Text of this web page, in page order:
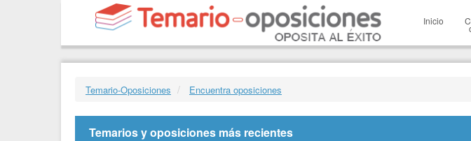
Inicio
Temario-Oposiciones Encuentra oposiciones
Temarios y oposiciones más recientes